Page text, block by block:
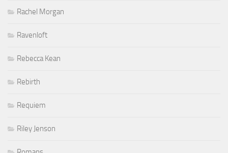
Rachel Morgan
Ravenloft
Rebecca Kean
Rebirth
Requiem
Riley Jenson